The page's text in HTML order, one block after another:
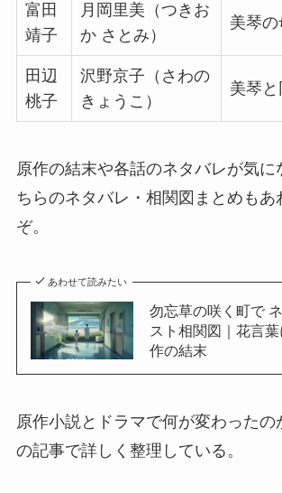
富田
靖子
月岡里美（つきお
か さとみ）
美琴の
田辺
桃子
沢野京子（さわの
きょうこ）
美琴
原作の結末や各話のネタバレが気に
ちらのネタバレ・相関図まとめもあ
ぞ。
あわせて読みたい
勿忘草の咲く町で
スト相関図｜花言
作の結末
原作小説とドラマで何が変わったの
の記事で詳しく整理している。